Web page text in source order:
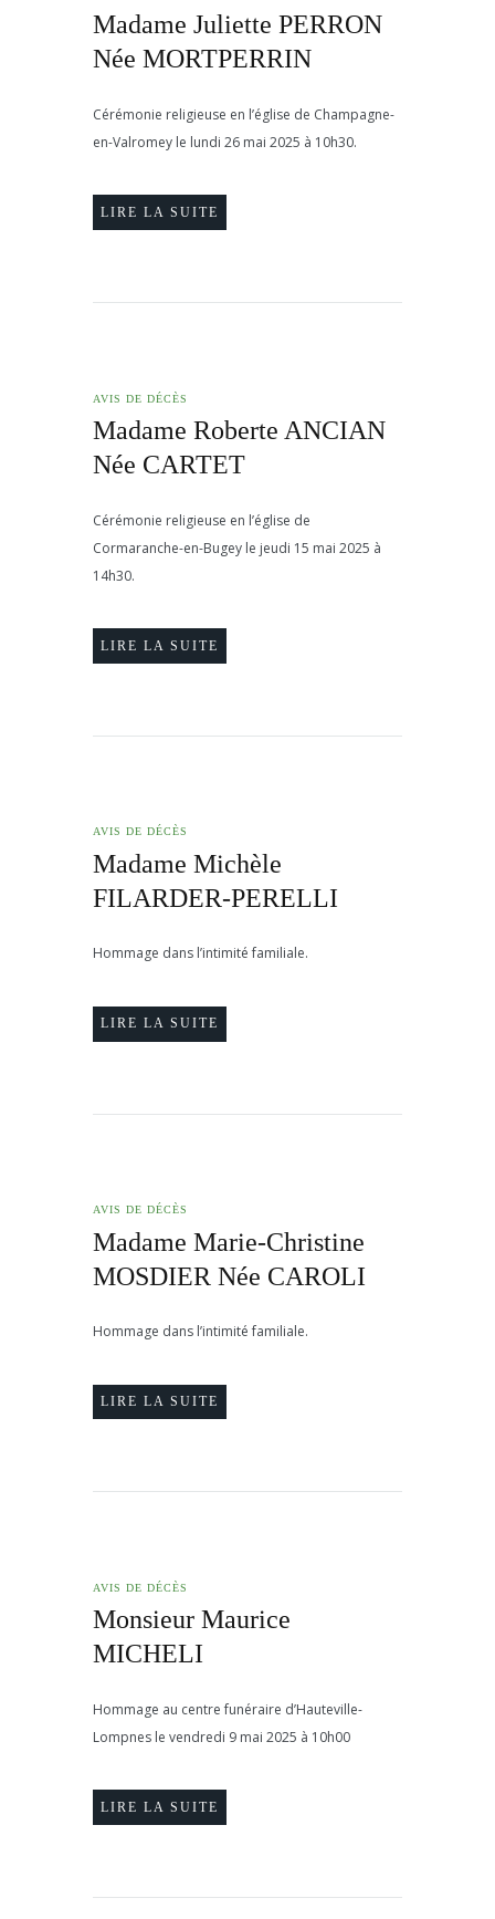
Madame Juliette PERRON
Née MORTPERRIN
Cérémonie religieuse en l’église de Champagne-
en-Valromey le lundi 26 mai 2025 à 10h30.
LIRE LA SUITE
AVIS DE DÉCÈS
Madame Roberte ANCIAN
Née CARTET
Cérémonie religieuse en l’église de
Cormaranche-en-Bugey le jeudi 15 mai 2025 à
14h30.
LIRE LA SUITE
AVIS DE DÉCÈS
Madame Michèle
FILARDER-PERELLI
Hommage dans l’intimité familiale.
LIRE LA SUITE
AVIS DE DÉCÈS
Madame Marie-Christine
MOSDIER Née CAROLI
Hommage dans l’intimité familiale.
LIRE LA SUITE
AVIS DE DÉCÈS
Monsieur Maurice
MICHELI
Hommage au centre funéraire d’Hauteville-
Lompnes le vendredi 9 mai 2025 à 10h00
LIRE LA SUITE